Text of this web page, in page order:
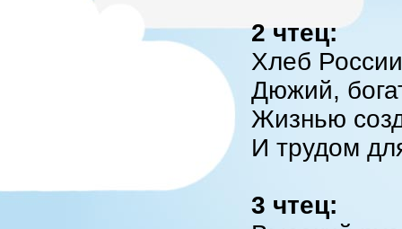
2 чтец:
Хлеб
Дюжий,
Жизнью
И трудом
3 чтец: